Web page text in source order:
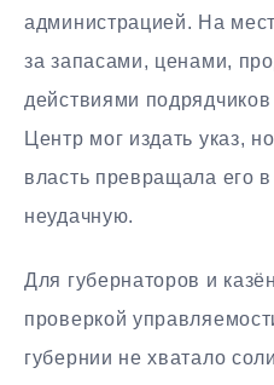
администрацией. На
за запасами, ценами,
действиями
Центр мог издать указ,
власть превращала его
неудачную.
Для губернаторов и
проверкой
губернии не хватало